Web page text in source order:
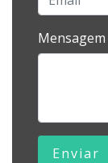
Mensagem
Enviar